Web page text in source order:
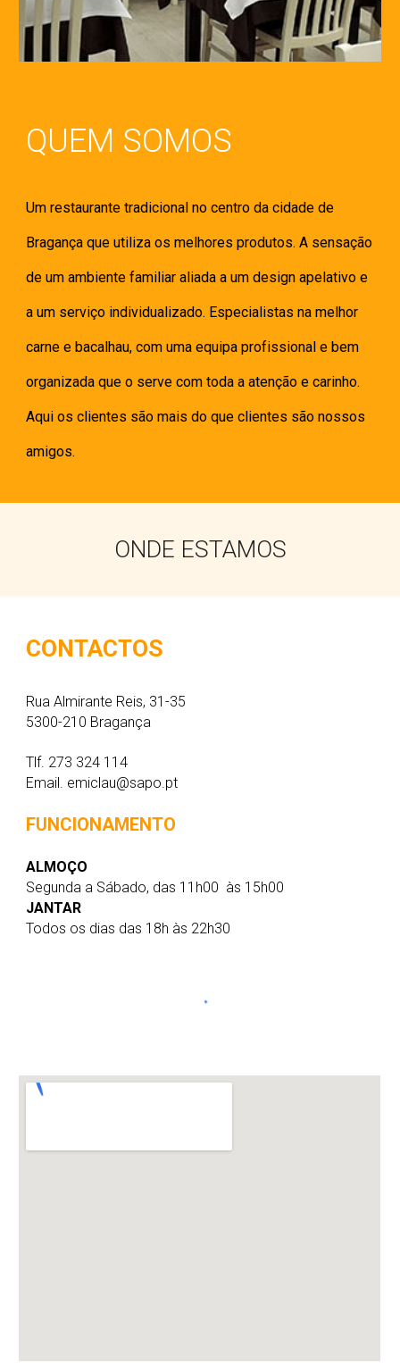
QUEM SOMOS
Um restaurante tradicional no centro da cidade de
Bragança que utiliza os melhores produtos. A sensação
de um ambiente familiar aliada a um design apelativo e
a um serviço individualizado. Especialistas na melhor
carne e bacalhau, com uma equipa profissional e bem
organizada que o serve com toda a atenção e carinho.
Aqui os clientes são mais do que clientes são nossos
amigos.
ONDE ESTAMOS
CONTACTOS
Rua Almirante Reis, 31-35
5300-210 Bragança
Tlf. 273 324 114
Email. emiclau@sapo.pt
FUNCIONAMENTO
ALMOÇO
Segunda a Sábado, das 11h00  às 15h00
JANTAR
Todos os dias das 18h às 22h30